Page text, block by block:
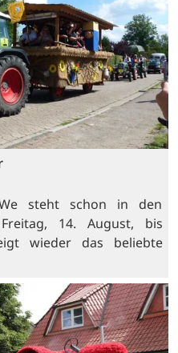
steht schon in den
14. August, bis
wieder das beliebte